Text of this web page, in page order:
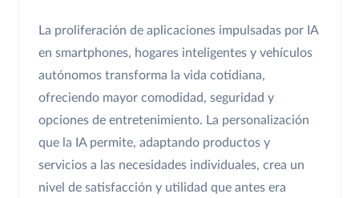
La proliferación de aplicaciones impulsadas por IA
en smartphones, hogares inteligentes y vehículos
autónomos transforma la vida cotidiana,
ofreciendo mayor comodidad, seguridad y
opciones de entretenimiento. La personalización
que la IA permite, adaptando productos y
servicios a las necesidades individuales, crea un
nivel de satisfacción y utilidad que antes era